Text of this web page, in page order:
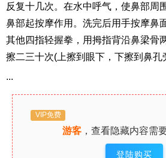
反复十几次。在水中呼气，使鼻部周
鼻部起按摩作用。洗完后用手按摩鼻
其他四指轻握拳，用拇指背沿鼻梁骨
擦二三十次(上擦到眼下，下擦到鼻孔
...
VIP免费
游客，查看隐藏内容需
登陆购买